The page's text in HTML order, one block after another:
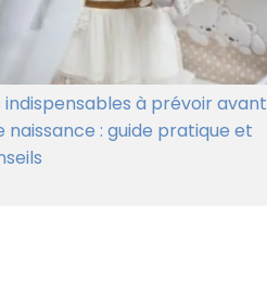
indispensables à prévoir avant
naissance : guide pratique et